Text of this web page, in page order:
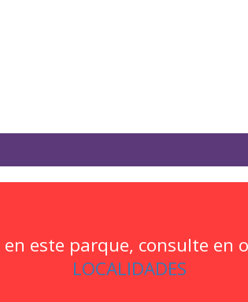
este parque, consulte en
LOCALIDADES